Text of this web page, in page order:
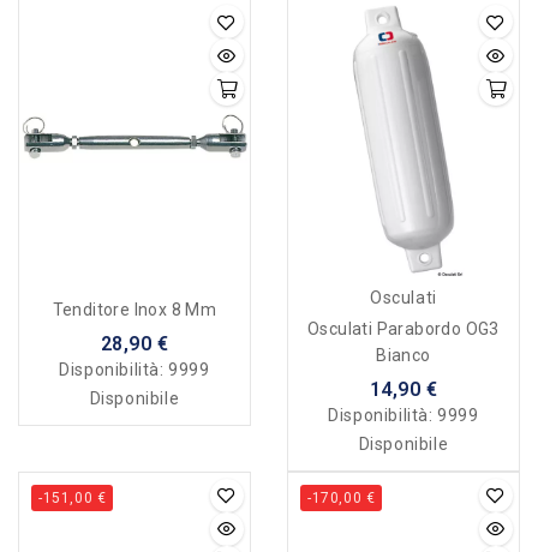
Tenditore Inox 8 Mm
28,90 €
Disponibilità:9999
Disponibile
Osculati
Osculati Parabordo OG3
Bianco
14,90 €
Disponibilità:9999
Disponibile
-151,00 € -170,00 €